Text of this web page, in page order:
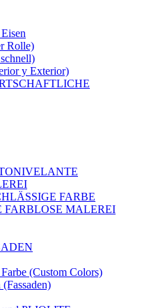
Rolle)
y Exterior)
FARBE
FARBLOSE MALEREI
(Custom Colors)